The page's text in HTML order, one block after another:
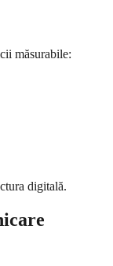
măsurabile:
digitală.